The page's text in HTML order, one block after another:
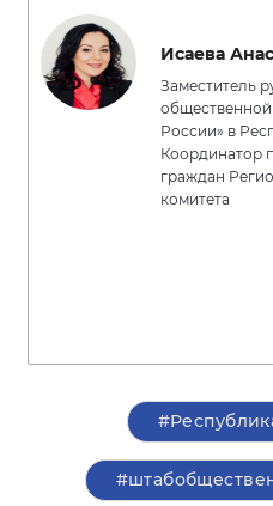
Исаева
Заместитель
России» в
Координатор
граждан
комитета